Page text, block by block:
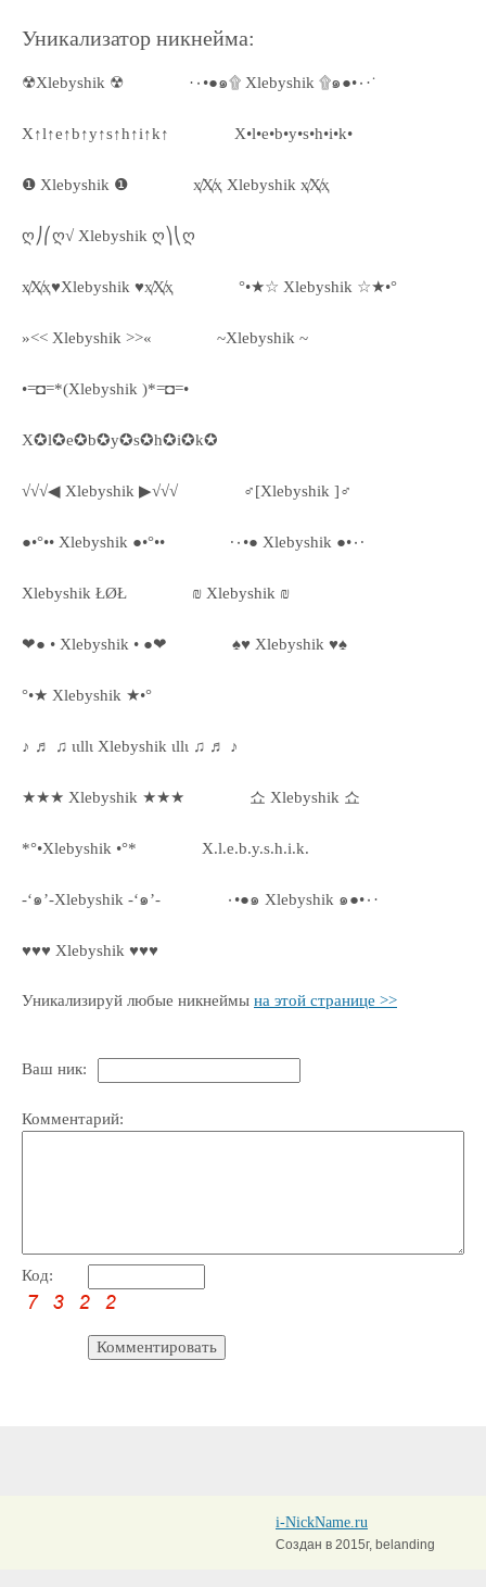
Уникализатор никнейма:
☢Xlebyshik ☢ ·٠•●๑۩ Xlebyshik ۩๑●•٠·˙
X↑l↑e↑b↑y↑s↑h↑i↑k↑ X•l•e•b•y•s•h•i•k•
❶ Xlebyshik ❶ ҳ̸Ҳ̸ҳ Xlebyshik ҳ̸Ҳ̸ҳ
ღ⎠⎛ღ√ Xlebyshik ღ⎞⎝ღ
ҳ̸Ҳ̸ҳ♥Xlebyshik ♥ҳ̸Ҳ̸ҳ °•★☆ Xlebyshik ☆★•°
»<< Xlebyshik >>« ~Xlebyshik ~
•=◘=*(Xlebyshik )*=◘=•
X✪l✪e✪b✪y✪s✪h✪i✪k✪
√√√◀ Xlebyshik ▶√√√ ♂[Xlebyshik ]♂
●•°•• Xlebyshik ●•°•• ·٠•● Xlebyshik ●•٠·
Xlebyshik ŁØŁ ₪ Xlebyshik ₪
❤● • Xlebyshik • ●❤ ♠♥ Xlebyshik ♥♠
°•★ Xlebyshik ★•°
♪ ♬ ♫ ιιllι Xlebyshik ιllι ♫ ♬ ♪
★★★ Xlebyshik ★★★ 쇼 Xlebyshik 쇼
*°•Xlebyshik •°* X.l.e.b.y.s.h.i.k.
-‘๑’-Xlebyshik -‘๑’- ٠•●๑ Xlebyshik ๑●•٠·
♥♥♥ Xlebyshik ♥♥♥
Уникализируй любые никнеймы на этой странице >>
Ваш ник:
Комментарий:
Код:
i-NickName.ru
Создан в 2015г, belanding